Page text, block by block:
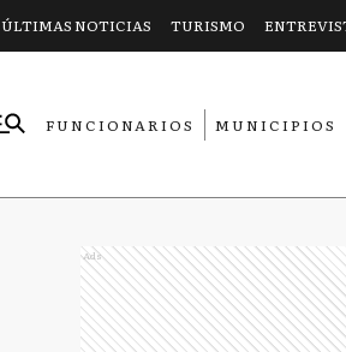
ÚLTIMAS NOTICIAS TURISMO
FUNCIONARIOS
MUNICIPIOS
Ads